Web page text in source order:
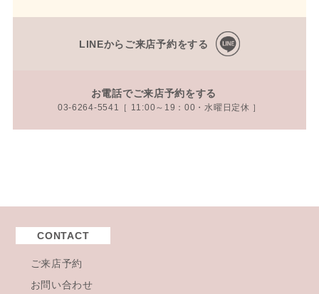
LINEからご来店予約をする
お電話でご来店予約をする
03-6264-5541［ 11:00～19：00・水曜日定休 ］
CONTACT
ご来店予約
お問い合わせ